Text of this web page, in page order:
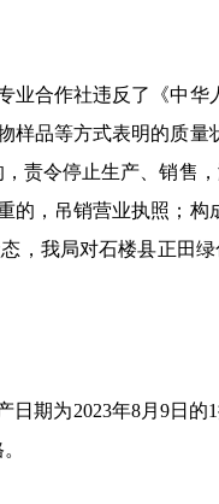
业合作社违反了《中华
样品等方式表明的质量
责令停止生产、销售
的，吊销营业执照；构
，我局对石楼县正田
日期为2023年8月 9日的